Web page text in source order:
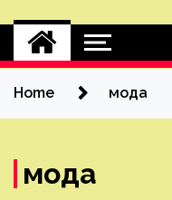
Home мода
мода